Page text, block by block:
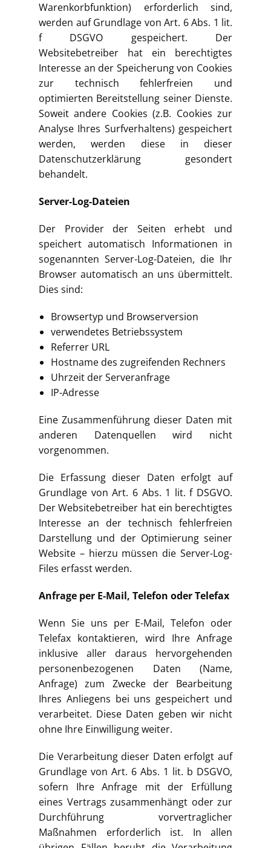
Warenkorbfunktion) erforderlich sind,
werden auf Grundlage von Art. 6 Abs. 1 lit.
f DSGVO gespeichert. Der
Websitebetreiber hat ein berechtigtes
Interesse an der Speicherung von Cookies
zur technisch fehlerfreien und
optimierten Bereitstellung seiner Dienste.
Soweit andere Cookies (z.B. Cookies zur
Analyse Ihres Surfverhaltens) gespeichert
werden, werden diese in dieser
Datenschutzerklärung gesondert
behandelt.
Server-Log-Dateien
Der Provider der Seiten erhebt und
speichert automatisch Informationen in
sogenannten Server-Log-Dateien, die Ihr
Browser automatisch an uns übermittelt.
Dies sind:
Browsertyp und Browserversion
verwendetes Betriebssystem
Referrer URL
Hostname des zugreifenden Rechners
Uhrzeit der Serveranfrage
IP-Adresse
Eine Zusammenführung dieser Daten mit
anderen Datenquellen wird nicht
vorgenommen.
Die Erfassung dieser Daten erfolgt auf
Grundlage von Art. 6 Abs. 1 lit. f DSGVO.
Der Websitebetreiber hat ein berechtigtes
Interesse an der technisch fehlerfreien
Darstellung und der Optimierung seiner
Website – hierzu müssen die Server-Log-
Files erfasst werden.
Anfrage per E-Mail, Telefon oder Telefax
Wenn Sie uns per E-Mail, Telefon oder
Telefax kontaktieren, wird Ihre Anfrage
inklusive aller daraus hervorgehenden
personenbezogenen Daten (Name,
Anfrage) zum Zwecke der Bearbeitung
Ihres Anliegens bei uns gespeichert und
verarbeitet. Diese Daten geben wir nicht
ohne Ihre Einwilligung weiter.
Die Verarbeitung dieser Daten erfolgt auf
Grundlage von Art. 6 Abs. 1 lit. b DSGVO,
sofern Ihre Anfrage mit der Erfüllung
eines Vertrags zusammenhängt oder zur
Durchführung vorvertraglicher
Maßnahmen erforderlich ist. In allen